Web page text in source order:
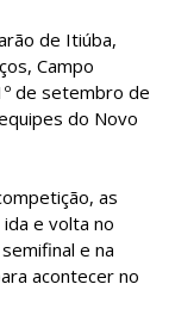
de Itiúba,
Campo
de setembro de
do Novo
as
e volta no
e na
acontecer no